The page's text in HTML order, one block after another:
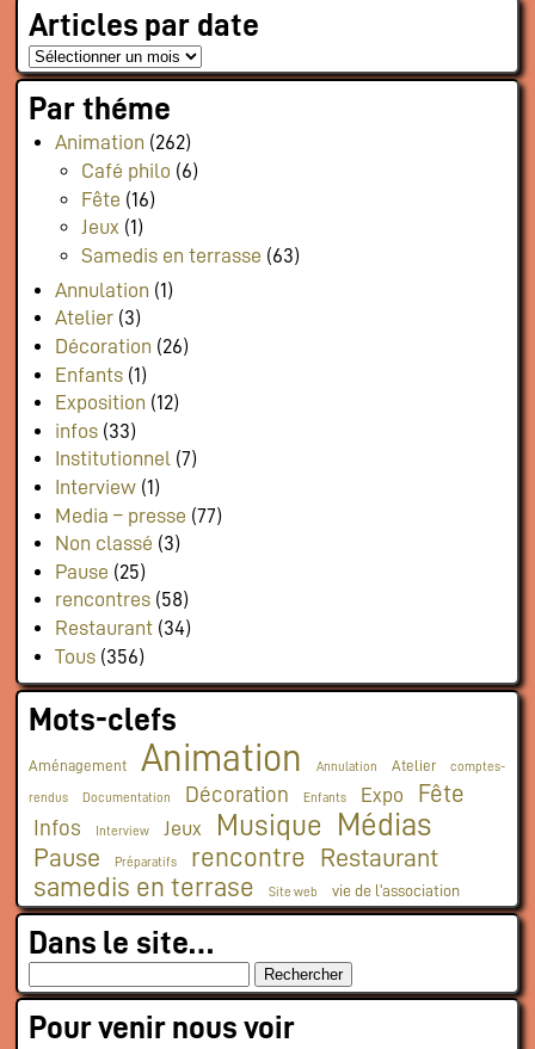
Articles par date
Par théme
Animation (262)
Café philo (6)
Fête (16)
Jeux (1)
Samedis en terrasse (63)
Annulation (1)
Atelier(3)
Décoration (26)
Enfants(1)
Exposition (12)
infos(33)
Institutionnel (7)
Interview(1)
Media – presse (77)
Non classé (3)
Pause (25)
rencontres(58)
Restaurant(34)
Tous(356)
Mots-clefs
Aménagement Animation Annulation Atelier comptes-
rendus Documentation Décoration Enfants Expo Fête
Infos Interview Jeux Musique Médias
Pause Préparatifs rencontre Restaurant
samedis en terrase Site web vie de l'association
Dans le site…
Pour venir nous voir